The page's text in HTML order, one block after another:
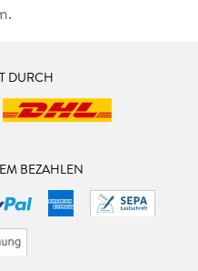
DURCH
BEZAHLEN